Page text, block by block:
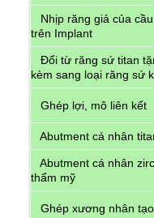
Nhịp răng giả của
trên Implant
Đổi từ răng sứ titan
kèm sang loại răng sứ
Ghép lợi, mô liên kết
Abutment cá nhân
Abutment cá nhân
thẩm mỹ
Ghép xương nhân tạo